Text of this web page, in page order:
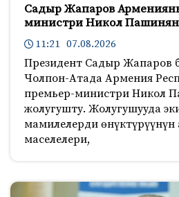
Садыр Жапаров
министри Никол
11:21 07.08.2026
Президент Садыр Жапаров
Чолпон-Атада Армения
премьер-министри Никол
жолугушту. Жолугушууда
мамилелерди өнүктүрүүнүн
маселелери,